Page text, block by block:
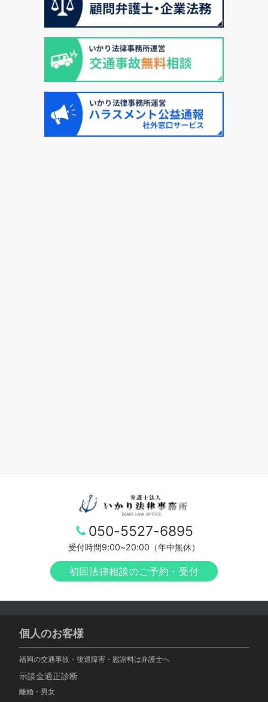
050-5527-6895
受付時間9:00~20:00（年中無休）
初回法律相談のご予約・受付
個人のお客様
福岡の交通事故・後遺障害・慰謝料は弁護士へ
示談金適正診断
離婚・男女